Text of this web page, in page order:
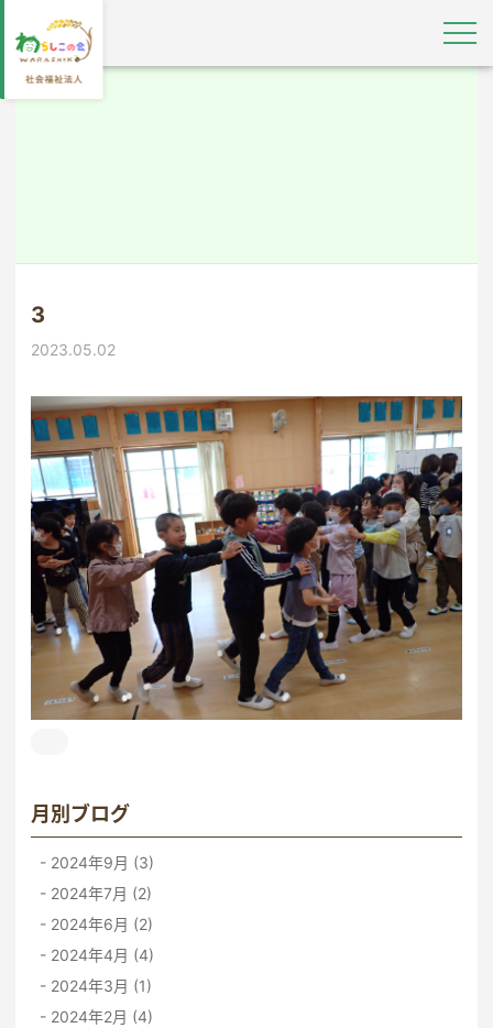
3
2023.05.02
月別ブログ
2024年9月 (3)
2024年7月 (2)
2024年6月 (2)
2024年4月 (4)
2024年3月 (1)
2024年2月 (4)